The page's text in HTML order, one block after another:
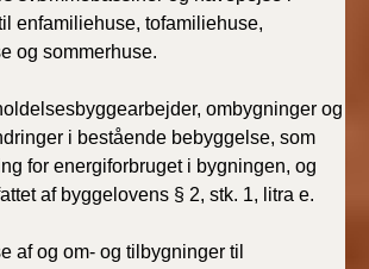
enfamiliehuse, tofamiliehuse,
og sommerhuse.
ombygninger og
i bestående bebyggelse, som
for energiforbruget i bygningen, og
af byggelovens § 2, stk. 1, litra e.
af og om- og tilbygninger til